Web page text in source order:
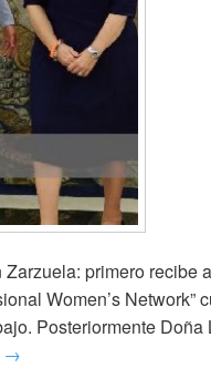
primero recibe
Women’s Network”
Posteriormente Doña
Audiencias en Zarzuela –
→